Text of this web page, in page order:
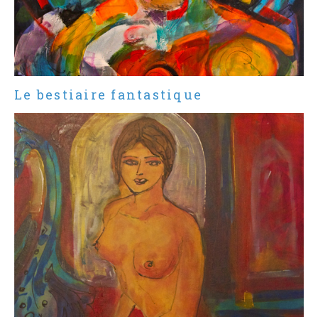
Le bestiaire fantastique